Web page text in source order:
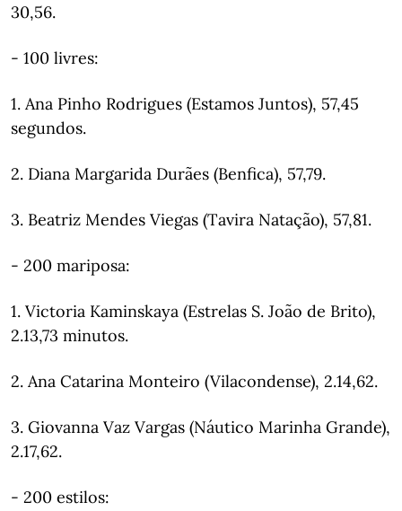
30,56.
- 100 livres:
1. Ana Pinho Rodrigues (Estamos Juntos), 57,45
segundos.
2. Diana Margarida Durães (Benfica), 57,79.
3. Beatriz Mendes Viegas (Tavira Natação), 57,81.
- 200 mariposa:
1. Victoria Kaminskaya (Estrelas S. João de Brito),
2.13,73 minutos.
2. Ana Catarina Monteiro (Vilacondense), 2.14,62.
3. Giovanna Vaz Vargas (Náutico Marinha Grande),
2.17,62.
- 200 estilos: